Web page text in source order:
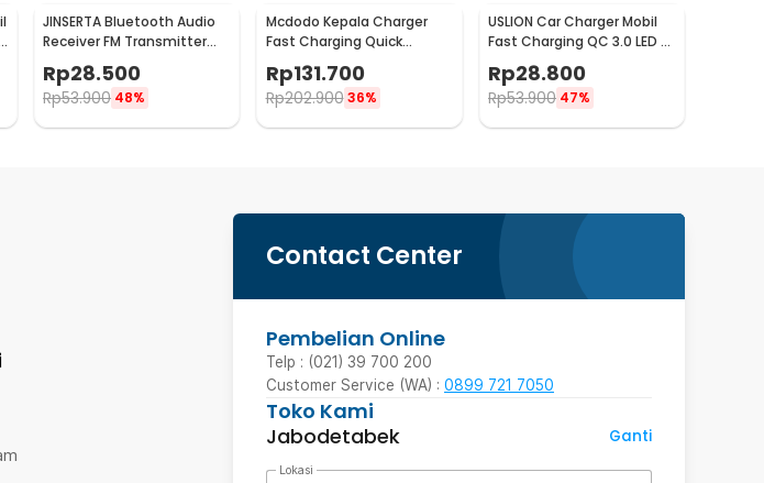
JINSERTA Bluetooth Audio
Receiver FM Transmitter
USB Charger - X8
Rp28.500
Rp53.900 48%
Mcdodo Kepala Charger
Fast Charging Quick
Charge Dual Port USB 33 W
- CH-092
Rp131.700
Rp202.900 36%
USLION Car Charger Mobil
Fast Charging QC 3.0 LED 5
USB Port A 15A 18W - BK-359
Rp28.800
Rp53.900 47%
Contact Center
Pembelian Online
Telp : (021) 39 700 200
Customer Service (WA) : 0899 721 7050
Toko Kami
Jabodetabek
Ganti
Lokasi